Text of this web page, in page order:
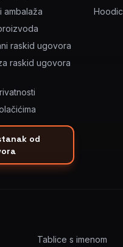
ambalaža
raskid ugovora
raskid ugovora
od
Tablice s imenom